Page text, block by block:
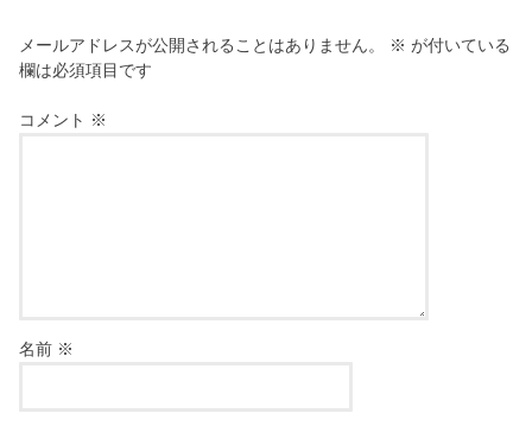
メールアドレスが公開されることはありません。 ※ が付いている
欄は必須項目です
コメント ※
名前 ※